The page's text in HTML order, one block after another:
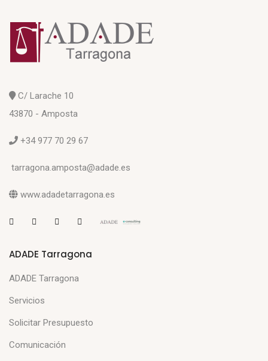
C/ Larache 10
43870 - Amposta
+34 977 70 29 67
tarragona.amposta@adade.es
www.adadetarragona.es
ADADE Tarragona
ADADE Tarragona
Servicios
Solicitar Presupuesto
Comunicación